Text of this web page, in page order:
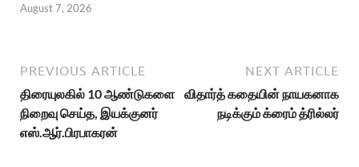
August 7, 2026
PREVIOUS ARTICLE
திரையுலகில் 10 ஆண்டுகளை
நிறைவு செய்த, இயக்குனர்
எஸ்.ஆர்.பிரபாகரன்
NEXT ARTICLE
விதார்த் கதையின் நாயகனாக
நடிக்கும் க்ரைம் த்ரில்லர்